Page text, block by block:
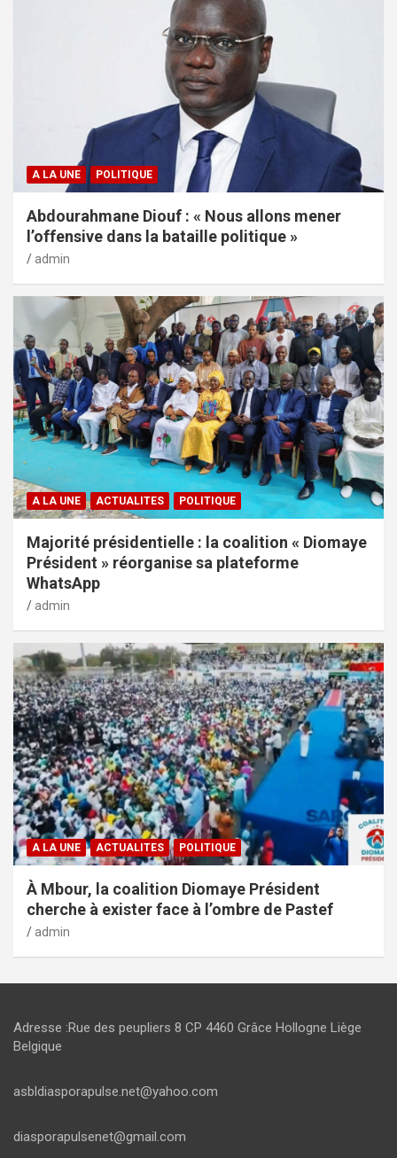
A LA UNE POLITIQUE
Abdourahmane Diouf : « Nous allons mener
l’offensive dans la bataille politique »
admin
A LA UNE ACTUALITES POLITIQUE
Majorité présidentielle : la coalition « Diomaye
Président » réorganise sa plateforme
WhatsApp
admin
A LA UNE ACTUALITES POLITIQUE
À Mbour, la coalition Diomaye Président
cherche à exister face à l’ombre de Pastef
admin
Adresse :Rue des peupliers 8 CP 4460 Grâce Hollogne Liège
Belgique
asbldiasporapulse.net@yahoo.com
diasporapulsenet@gmail.com